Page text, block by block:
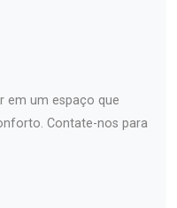
em um espaço que
Contate-nos para